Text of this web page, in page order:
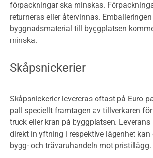
förpackningar ska minskas.
returneras eller återvinnas.
byggnadsmaterial till byggplatsen
minska.
Skåpsnickerier
Skåpsnickerier levereras oftast på Euro-
pall speciellt framtagen av tillverkaren
truck eller kran på byggplatsen.
direkt inlyftning i respektive lägenhet
bygg- och trävaruhandeln mot pristillägg.